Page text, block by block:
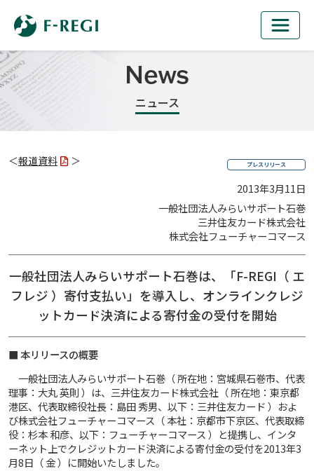
News
ニュース
＜報道資料 ＞ プレスリリース
2013年3月11日
一般社団法人みらいサポート石巻
三井住友カード株式会社
株式会社フューチャーコマース
一般社団法人みらいサポート石巻は、
「F-REGI（ エ
フレジ ）寄付支払い」を導入し、 オンラインクレジ
ットカード決済による寄付金の受付を開始
■ 本リリースの概要
一般社団法人みらいサポート石巻（ 所在地：宮城県石巻市、代表
理事：大丸 英則 ）は、三井住友カード株式会社（ 所在地：東京都
港区、代表取締役社長：島田 秀男、以下：三井住友カード ）およ
び株式会社フューチャーコマース（ 本社：京都市下京区、代表取締
役：杉本 和彦、以下：フューチャーコマース ）と提携し、インタ
ーネット上でクレジットカード決済による寄付金の受付を2013年3
月8日（ 金 ）に開始いたしました。